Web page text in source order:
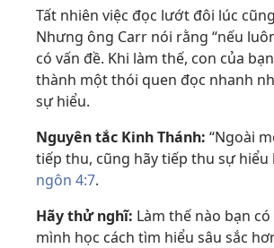
Tất nhiên việc đọc lướt đôi lúc
Nhưng ông Carr nói rằng “nếu
có vấn đề. Khi làm thế, con của
thành một thói quen đọc nhanh
sự hiểu.
Nguyên tắc Kinh Thánh: “Ngoài
tiếp thu, cũng hãy tiếp thu sự
ngôn 4:7.
Hãy thử nghĩ: Làm thế nào bạn
mình học cách tìm hiểu sâu sắc